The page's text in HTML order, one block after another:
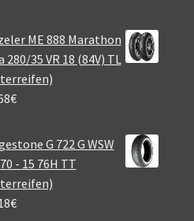
ME 888 Marathon
280/35 VR 18 (84V) TL
€
G 722 G WSW
- 15 76H TT
€